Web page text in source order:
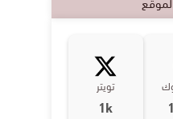
تويتر
1k